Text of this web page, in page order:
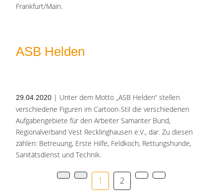
Frankfurt/Main.
ASB Helden
29.04.2020 | Unter dem Motto „ASB Helden“ stellen
verschiedene Figuren im Cartoon-Stil die verschiedenen
Aufgabengebiete für den Arbeiter Samariter Bund,
Regionalverband Vest Recklinghausen e.V., dar. Zu diesen
zählen: Betreuung, Erste Hilfe, Feldkoch, Rettungshunde,
Sanitätsdienst und Technik.
1 2